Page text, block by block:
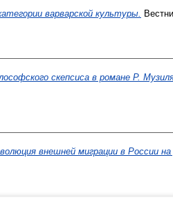
варварской культуры.
скепсиса в романе Р.
внешней миграции в России